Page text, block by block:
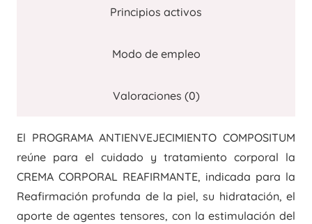
Principios activos
Modo de empleo
Valoraciones (0)
El PROGRAMA ANTIENVEJECIMIENTO COMPOSITUM
reúne para el cuidado y tratamiento corporal la
CREMA CORPORAL REAFIRMANTE, indicada para la
Reafirmación profunda de la piel, su hidratación, el
aporte de agentes tensores, con la estimulación del